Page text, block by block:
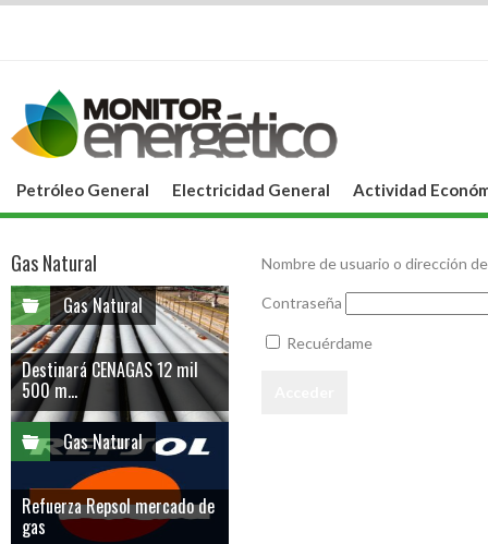
Petróleo General Electricidad General Actividad
Nombre de usuario o dirección
Contraseña
Recuérdame
Gas Natural
Gas Natural
Destinará CENAGAS 12 mil
500 m...
Gas Natural
Refuerza Repsol mercado de
gas